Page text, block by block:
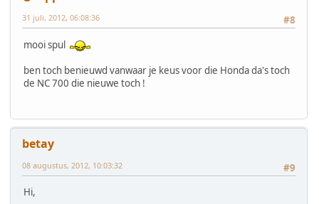
#8
31 juli, 2012, 06:08:36
mooi spul
ben toch benieuwd vanwaar je keus voor die Honda da's toch
de NC 700 die nieuwe toch !
betay
#9
08 augustus, 2012, 10:03:32
Hi,